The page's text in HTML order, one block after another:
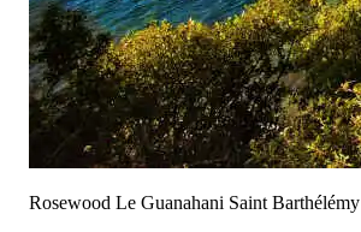
Rosewood Le Guanahani Saint Barthélémy